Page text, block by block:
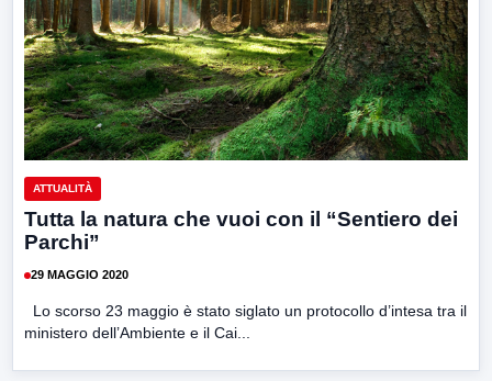
ATTUALITÀ
Tutta la natura che vuoi con il “Sentiero dei
Parchi”
29 MAGGIO 2020
Lo scorso 23 maggio è stato siglato un protocollo d’intesa tra il
ministero dell’Ambiente e il Cai...